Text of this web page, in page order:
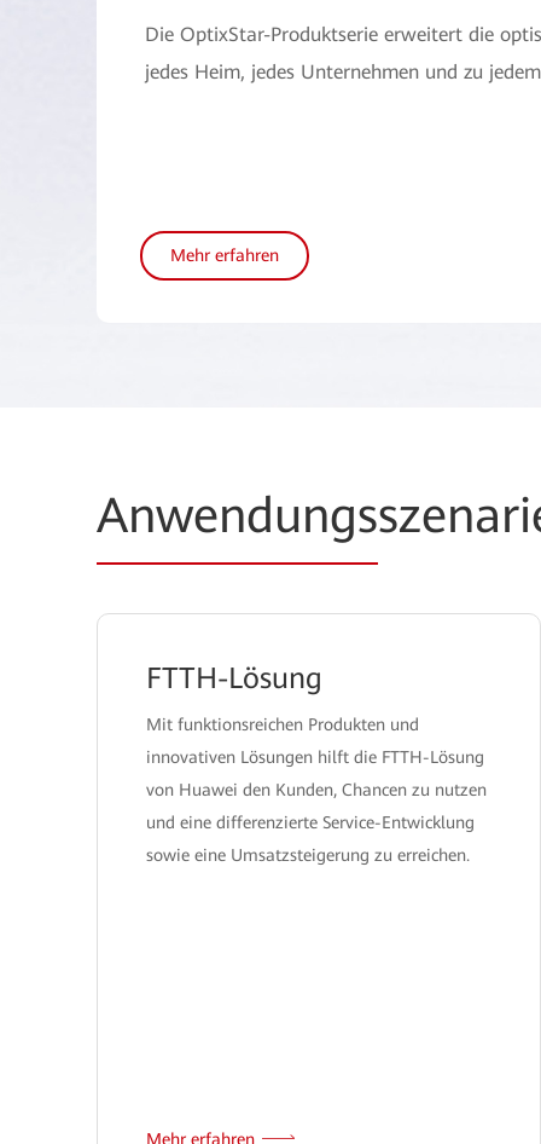
Die OptixStar-Produktserie erweitert die
jedes Heim, jedes Unternehmen und zu
Mehr erfahren
Anwendungs
FTTH-Lösung
Mit funktionsreichen Produkten und
innovativen Lösungen hilft die FTTH-Lösung
von Huawei den Kunden, Chancen zu nutzen
und eine differenzierte Service-Entwicklung
sowie eine Umsatzsteigerung zu erreichen.
Mehr erfahren